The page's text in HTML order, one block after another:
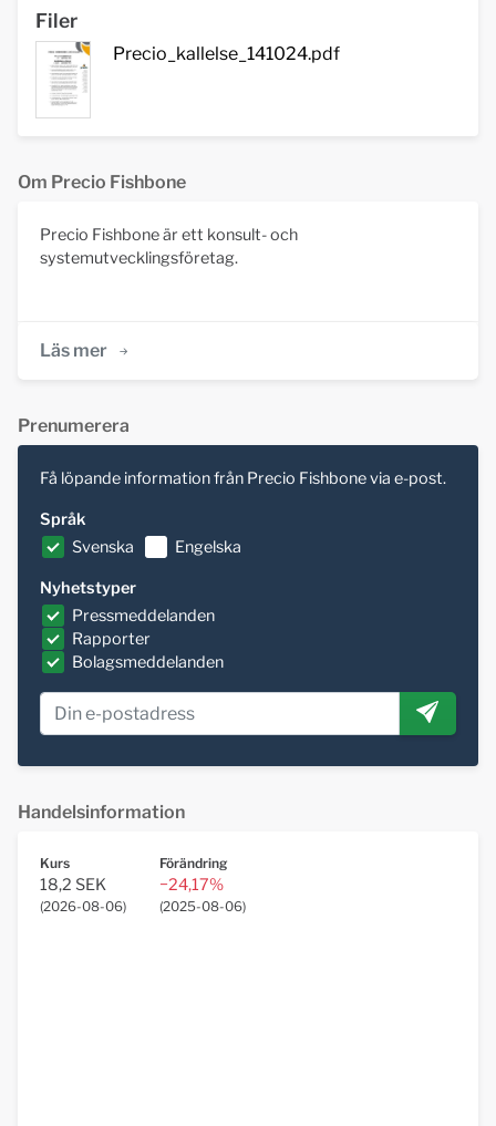
Filer
Precio_kallelse_141024.pdf
Om Precio Fishbone
Precio Fishbone är ett konsult- och
systemutvecklingsföretag.
Läs mer
Prenumerera
Få löpande information från Precio Fishbone via e-post.
Språk
Svenska
Engelska
Nyhetstyper
Pressmeddelanden
Rapporter
Bolagsmeddelanden
Handelsinformation
Kurs
18,2 SEK
(2026-08-06)
Förändring
−24,17%
(2025-08-06)